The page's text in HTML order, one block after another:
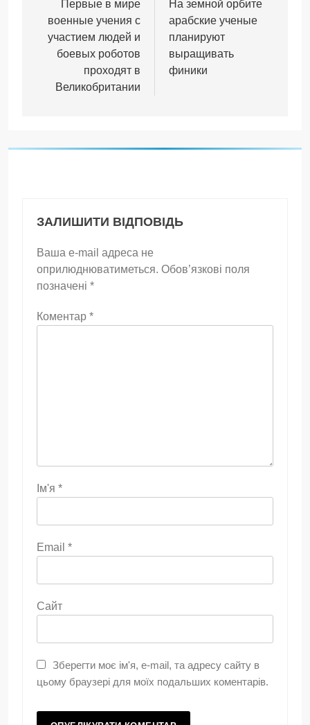
записів
Первые в мире
военные учения с
участием людей и
боевых роботов
проходят в
Великобритании
На земной орбите
арабские ученые
планируют
выращивать
финики
ЗАЛИШИТИ ВІДПОВІДЬ
Ваша e-mail адреса не
оприлюднюватиметься. Обов’язкові поля
позначені *
Коментар *
Ім'я *
Email *
Сайт
Зберегти моє ім'я, e-mail, та адресу сайту в
цьому браузері для моїх подальших коментарів.